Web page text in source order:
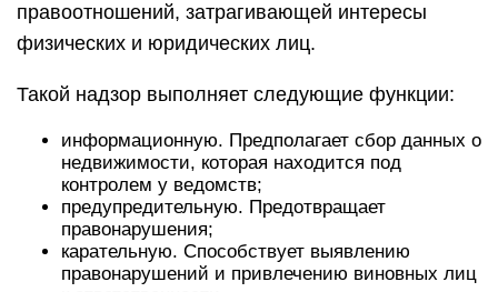
правоотношений, затрагивающей интересы
физических и юридических лиц.
Такой надзор выполняет следующие функции:
информационную. Предполагает сбор данных о
недвижимости, которая находится под
контролем у ведомств;
предупредительную. Предотвращает
правонарушения;
карательную. Способствует выявлению
правонарушений и привлечению виновных лиц